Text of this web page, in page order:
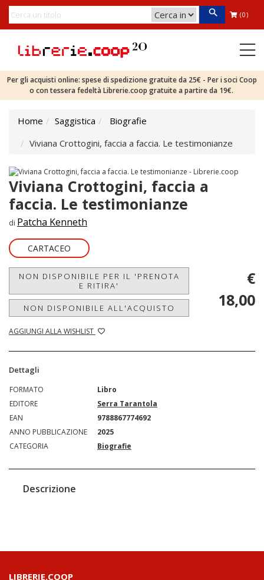
(0)
Per gli acquisti online: spese di spedizione gratuite da 25€ - Per i soci Coop
o con tessera fedeltà Librerie.coop gratuite a partire da 19€.
Home Saggistica
Biografie
Viviana Crottogini, faccia a faccia. Le testimonianze
Viviana Crottogini, faccia a
faccia. Le testimonianze
di Patcha Kenneth
CARTACEO
NON DISPONIBILE PER IL 'PRENOTA
E RITIRA'
NON DISPONIBILE ALL'ACQUISTO
AGGIUNGI ALLA WISHLIST
€
18,00
Dettagli
FORMATO
Libro
EDITORE
Serra Tarantola
EAN
9788867774692
ANNO PUBBLICAZIONE
2025
CATEGORIA
Biografie
Descrizione
LIBRERIE.COOP